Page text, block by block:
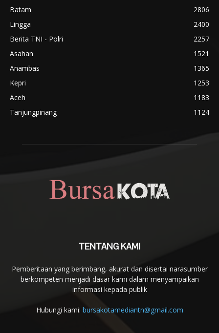
Batam
2806
Lingga
2400
Berita TNI - Polri
2257
Asahan
1521
Anambas
1365
Kepri
1253
Aceh
1183
Tanjungpinang
1124
TENTANG KAMI
Pemberitaan yang berimbang, akurat dan disertai narasumber
berkompeten menjadi dasar kami dalam menyampaikan
informasi kepada publik
Hubungi kami: bursakotamediantn@gmail.com